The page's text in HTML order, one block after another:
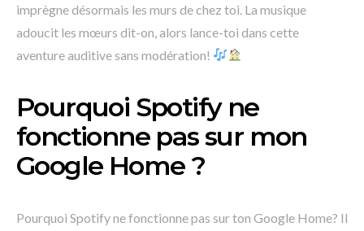
imprègne désormais les murs de chez toi. La musique
adoucit les mœurs dit-on, alors lance-toi dans cette
aventure auditive sans modération!
Pourquoi Spotify ne
fonctionne pas sur mon
Google Home ?
Pourquoi Spotify ne fonctionne pas sur ton Google Home? Il